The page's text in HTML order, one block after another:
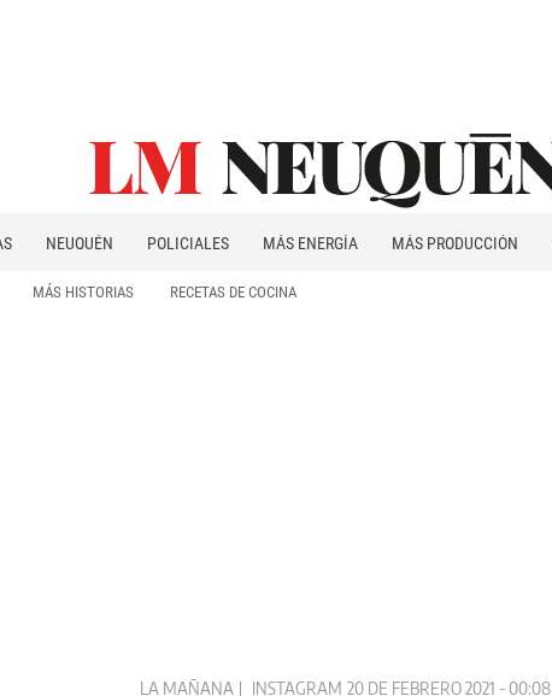
NEUQUÉN POLICIALES MÁS ENERGÍA MÁS PRODUCCIÓN
MÁS HISTORIAS RECETAS DE COCINA
LA MAÑANA INSTAGRAM 20 DE FEBRERO 2021 - 00:08